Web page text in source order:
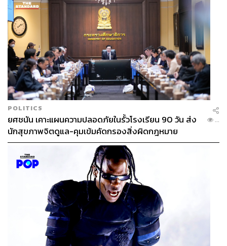
ABOUT THE AUTHOR
อัยย์ลดา แซ่โค้ว
Content Creator กองบรรณาธิการข่าวต่าง
ประเทศ THE STANDARD
POLITICS
ยศชนัน เคาะแผนความปลอดภัยในรั้วโรงเรียน 90 วัน ส่ง
นักสุขภาพจิตดูแล-คุมเข้มคัดกรองสิ่งผิดกฎหมาย
...